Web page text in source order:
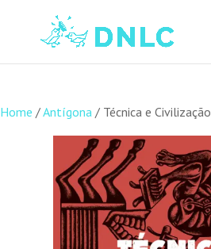
Home /Antígona / Técnica e Civilização